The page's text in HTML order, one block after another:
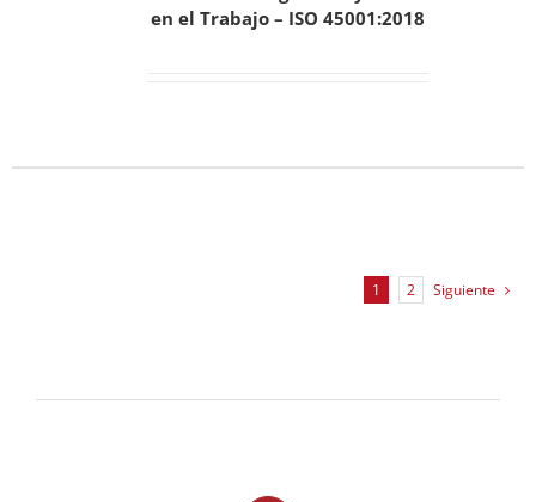
en el Trabajo – ISO 45001:2018
1 2 Siguiente